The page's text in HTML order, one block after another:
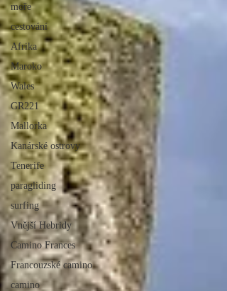
moře
cestování
Afrika
Maroko
Wales
GR221
Mallorka
Kanárské ostrovy
Tenerife
paragliding
surfing
Vnější Hebridy
Camino Frances
Francouzské camino
camino